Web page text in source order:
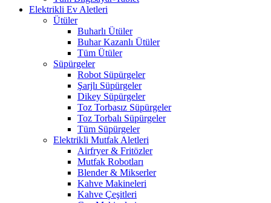
Elektrikli Ev Aletleri
Ütüler
Buharlı Ütüler
Buhar Kazanlı Ütüler
Tüm Ütüler
Süpürgeler
Robot Süpürgeler
Şarjlı Süpürgeler
Dikey Süpürgeler
Toz Torbasız Süpürgeler
Toz Torbalı Süpürgeler
Tüm Süpürgeler
Elektrikli Mutfak Aletleri
Airfryer & Fritözler
Mutfak Robotları
Blender & Mikserler
Kahve Makineleri
Kahve Çeşitleri